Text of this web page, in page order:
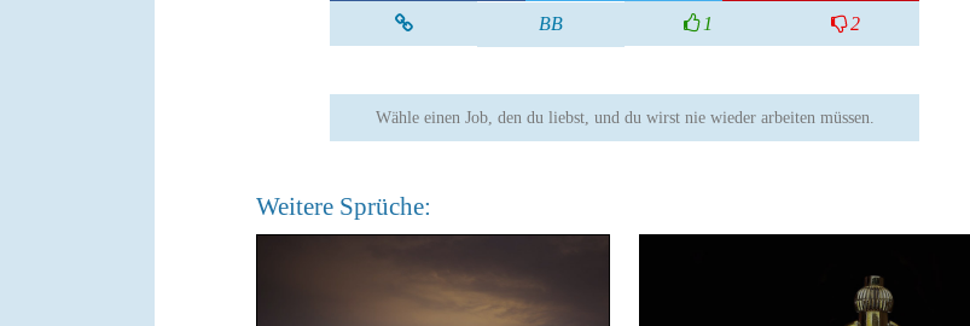
BB 1 2
Wähle einen Job, den du liebst, und du wirst nie wieder arbeiten müssen.
Weitere Sprüche: